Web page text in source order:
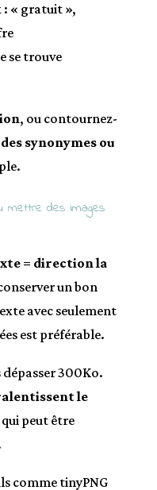
« gratuit »,
se trouve
, ou contournez-
des synonymes ou
mettre des images
= direction la
un bon
avec seulement
est préférable.
dépasser 300Ko.
le
qui peut être
comme tinyPNG